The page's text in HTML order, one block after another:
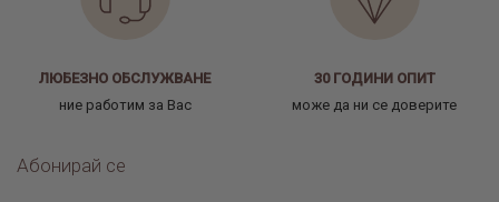
ЛЮБЕЗНО ОБСЛУЖВАНЕ
ние работим за Вас
30 ГОДИНИ ОПИТ
може да ни се доверите
Абонирай се